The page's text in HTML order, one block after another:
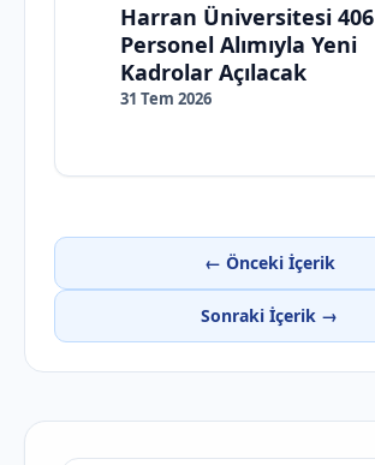
Harran Üniversitesi 406
Personel Alımıyla Yeni
Kadrolar Açılacak
31 Tem 2026
← Önceki İçerik
Sonraki İçerik →